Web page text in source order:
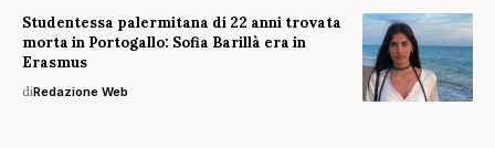
Studentessa palermitana di 22 anni trovata
morta in Portogallo: Sofia Barillà era in
Erasmus
diRedazione Web